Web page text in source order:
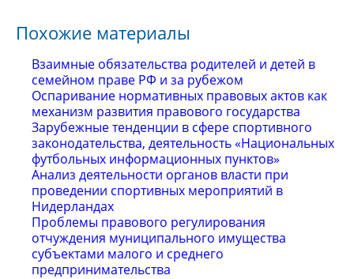
Похожие материалы
Взаимные обязательства родителей и детей в
семейном праве РФ и за рубежом
Оспаривание нормативных правовых актов как
механизм развития правового государства
Зарубежные тенденции в сфере спортивного
законодательства, деятельность «Национальных
футбольных информационных пунктов»
Анализ деятельности органов власти при
проведении спортивных мероприятий в
Нидерландах
Проблемы правового регулирования
отчуждения муниципального имущества
субъектами малого и среднего
предпринимательства